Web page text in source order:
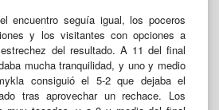
encuentro seguía igual, los poceros
y los visitantes con opciones a
del resultado. A 11 del final
mucha tranquilidad, y uno y medio
consiguió el 5-2 que dejaba el
tras aprovechar un rechace. Los